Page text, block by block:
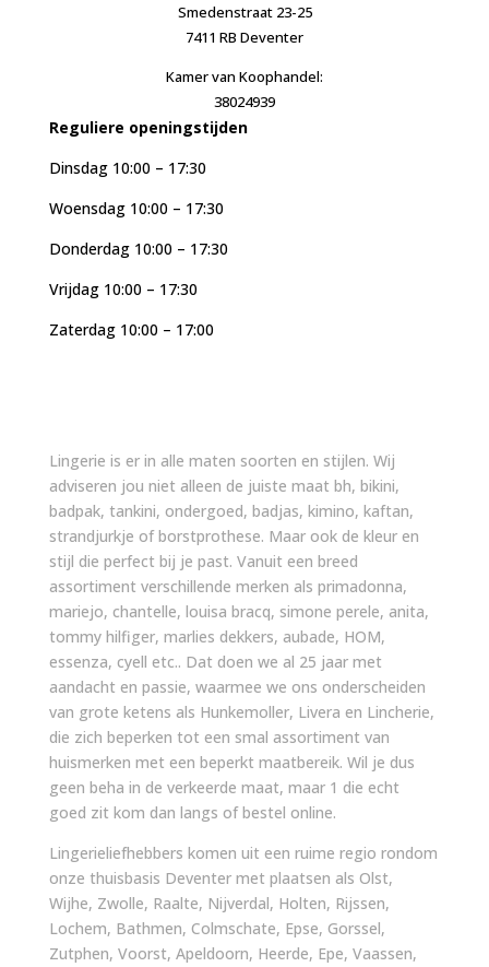
Smedenstraat 23-25
7411 RB Deventer
Kamer van Koophandel:
38024939
Reguliere openingstijden
Dinsdag 10:00 – 17:30
Woensdag 10:00 – 17:30
Donderdag 10:00 – 17:30
Vrijdag 10:00 – 17:30
Zaterdag 10:00 – 17:00
Lingerie is er in alle maten soorten en stijlen. Wij
adviseren jou niet alleen de juiste maat bh, bikini,
badpak, tankini, ondergoed, badjas, kimino, kaftan,
strandjurkje of borstprothese. Maar ook de kleur en
stijl die perfect bij je past. Vanuit een breed
assortiment verschillende merken als primadonna,
mariejo, chantelle, louisa bracq, simone perele, anita,
tommy hilfiger, marlies dekkers, aubade, HOM,
essenza, cyell etc.. Dat doen we al 25 jaar met
aandacht en passie, waarmee we ons onderscheiden
van grote ketens als Hunkemoller, Livera en Lincherie,
die zich beperken tot een smal assortiment van
huismerken met een beperkt maatbereik. Wil je dus
geen beha in de verkeerde maat, maar 1 die echt
goed zit kom dan langs of bestel online.
Lingerieliefhebbers komen uit een ruime regio rondom
onze thuisbasis Deventer met plaatsen als Olst,
Wijhe, Zwolle, Raalte, Nijverdal, Holten, Rijssen,
Lochem, Bathmen, Colmschate, Epse, Gorssel,
Zutphen, Voorst, Apeldoorn, Heerde, Epe, Vaassen,